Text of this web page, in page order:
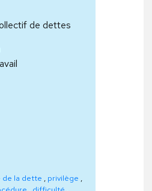
de dettes
de la dette , privilège ,